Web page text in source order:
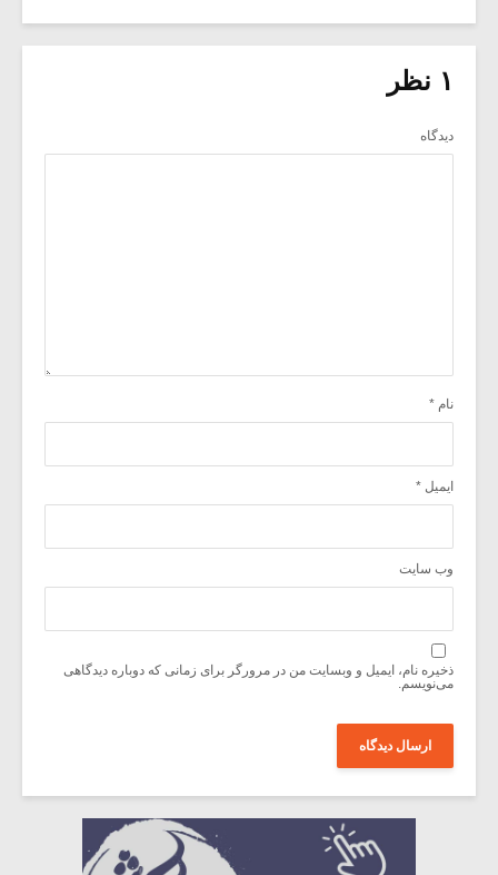
۱ نظر
دیدگاه
نام *
ایمیل *
وب‌ سایت
ذخیره نام، ایمیل و وبسایت من در مرورگر برای زمانی که دوباره دیدگاهی
می‌نویسم.